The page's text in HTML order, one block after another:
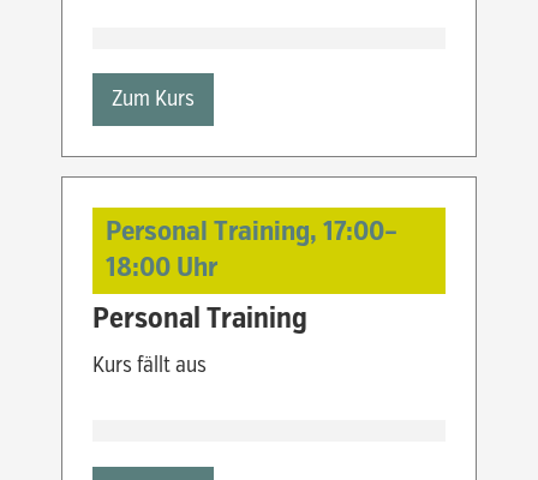
Zum Kurs
Personal Training,17:00–
18:00 Uhr
Personal Training
Kurs fällt aus